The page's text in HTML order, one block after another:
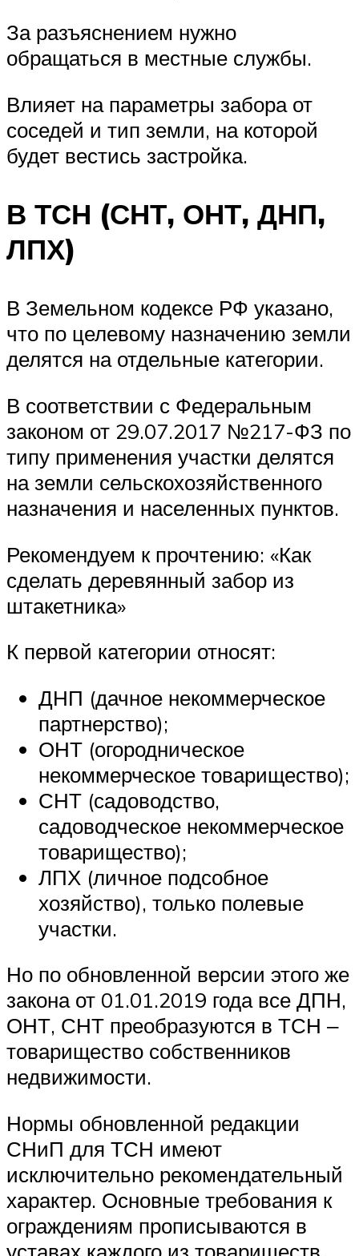
За разъяснением нужно
обращаться в местные службы.
Влияет на параметры забора от
соседей и тип земли, на которой
будет вестись застройка.
В ТСН (СНТ, ОНТ, ДНП,
ЛПХ)
В Земельном кодексе РФ указано,
что по целевому назначению земли
делятся на отдельные категории.
В соответствии с Федеральным
законом от 29.07.2017 №217-ФЗ по
типу применения участки делятся
на земли сельскохозяйственного
назначения и населенных пунктов.
Рекомендуем к прочтению: «Как
сделать деревянный забор из
штакетника»
К первой категории относят:
ДНП (дачное некоммерческое
партнерство);
ОНТ (огородническое
некоммерческое товарищество);
СНТ (садоводство,
садоводческое некоммерческое
товарищество);
ЛПХ (личное подсобное
хозяйство), только полевые
участки.
Но по обновленной версии этого же
закона от 01.01.2019 года все ДПН,
ОНТ, СНТ преобразуются в ТСН ‒
товарищество собственников
недвижимости.
Нормы обновленной редакции
СНиП для ТСН имеют
исключительно рекомендательный
характер. Основные требования к
ограждениям прописываются в